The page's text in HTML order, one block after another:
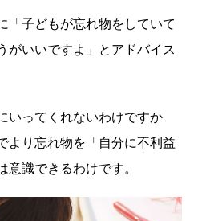
「子どもが忘れ物をしていて
がいいですよ」とアドバイス
いってくれないわけですか
より忘れ物を「自分に不利益
識できるわけです。